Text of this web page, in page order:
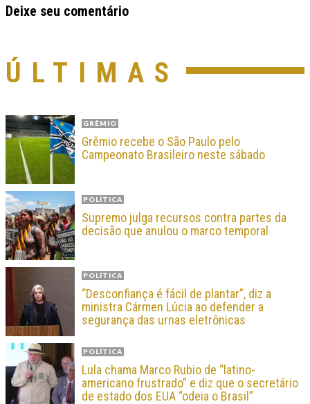
Deixe seu comentário
ÚLTIMAS
GRÊMIO
Grêmio recebe o São Paulo pelo
Campeonato Brasileiro neste sábado
POLÍTICA
Supremo julga recursos contra partes da
decisão que anulou o marco temporal
POLÍTICA
“Desconfiança é fácil de plantar”, diz a
ministra Cármen Lúcia ao defender a
segurança das urnas eletrônicas
POLÍTICA
Lula chama Marco Rubio de “latino-
americano frustrado” e diz que o secretário
de estado dos EUA “odeia o Brasil”